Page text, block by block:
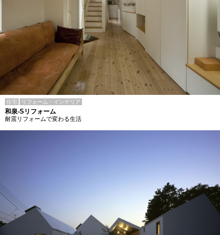
住宅 リフォーム・インテリア
和泉-Sリフォーム
耐震リフォームで変わる生活